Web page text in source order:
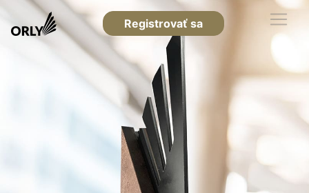
Registrovať sa